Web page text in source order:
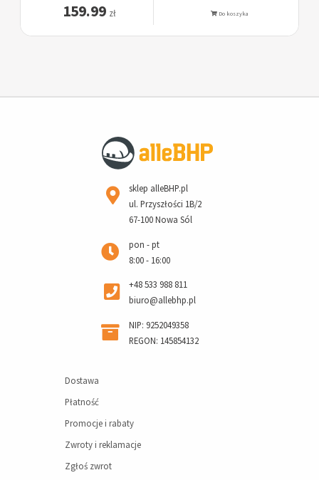
159.99 zł Do koszyka
sklep alleBHP.pl
ul. Przyszłości 1B/2
67-100 Nowa Sól
pon - pt
8:00 - 16:00
+48 533 988 811
biuro@allebhp.pl
NIP: 9252049358
REGON: 145854132
Dostawa
Płatność
Promocje i rabaty
Zwroty i reklamacje
Zgłoś zwrot